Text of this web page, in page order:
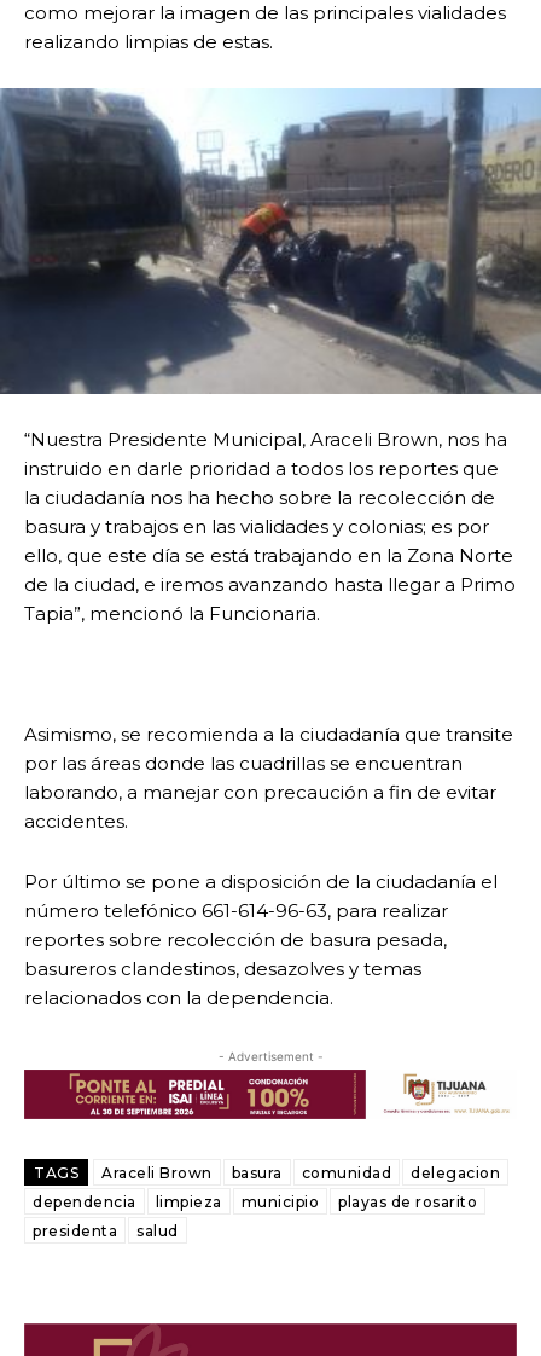
como mejorar la imagen de las principales vialidades
realizando limpias de estas.
“Nuestra Presidente Municipal, Araceli Brown, nos ha
instruido en darle prioridad a todos los reportes que
la ciudadanía nos ha hecho sobre la recolección de
basura y trabajos en las vialidades y colonias; es por
ello, que este día se está trabajando en la Zona Norte
de la ciudad, e iremos avanzando hasta llegar a Primo
Tapia”, mencionó la Funcionaria.
Asimismo, se recomienda a la ciudadanía que transite
por las áreas donde las cuadrillas se encuentran
laborando, a manejar con precaución a fin de evitar
accidentes.
Por último se pone a disposición de la ciudadanía el
número telefónico 661-614-96-63, para realizar
reportes sobre recolección de basura pesada,
basureros clandestinos, desazolves y temas
relacionados con la dependencia.
- Advertisement -
TAGS Araceli Brown basura comunidad
delegacion
dependencia
limpieza municipio
playas de rosarito
presidenta
salud